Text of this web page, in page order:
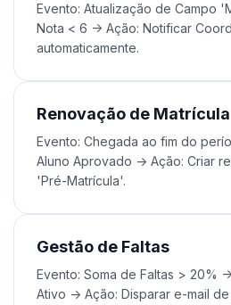
Evento: Atualização de Campo
Nota < 6 -> Ação: Notificar
automaticamente.
Renovação de Matrícula
Evento: Chegada ao fim do
Aluno Aprovado -> Ação: Criar
'Pré-Matrícula'.
Gestão de Faltas
Evento: Soma de Faltas > 20% -
Ativo -> Ação: Disparar e-mail